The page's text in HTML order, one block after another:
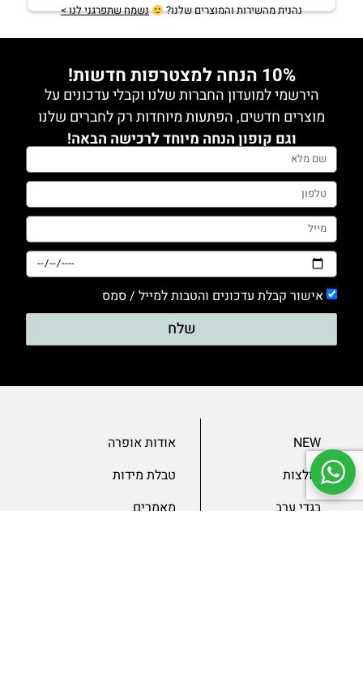
נהנית מהשירות והמוצרים שלנו? נשמח שתפרגני לנו >
10% הנחה למצטרפות חדשות!
הירשמי למועדון החברות שלנו וקבלי עדכונים על
מוצרים חדשים, הפתעות מיוחדות רק לחברים שלנו
וגם קופון הנחה מיוחד לרכישה הבאה!
אישור קבלת עדכונים והטבות למייל / סמס
שלח
NEW
חולצות
בגדי ערב
אודות אופרה
טבלת מידות
מאמרים